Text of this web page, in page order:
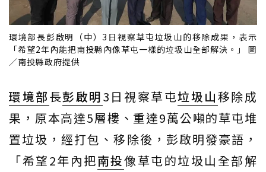
環境部長彭啟明（中）3日視察草屯垃圾山的移除成果，表示
「希望2年內能把南投縣內像草屯一樣的垃圾山全部解決。」 圖
／南投縣政府提供
環境部長彭啟明3日視察草屯垃圾山移除成
果，原本高達5層樓、重達9萬公噸的草屯堆
置垃圾，經打包、移除後，彭啟明發豪語，
「希望2年內把南投像草屯的垃圾山全部解